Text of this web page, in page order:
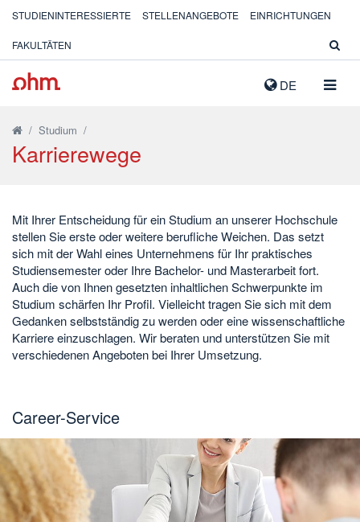
DE
STUDIENINTERESSIERTE STELLENANGEBOTE EINRICHTUNGEN
FAKULTÄTEN
/ Studium /
Karrierewege
Mit Ihrer Entscheidung für ein Studium an unserer Hochschule
stellen Sie erste oder weitere berufliche Weichen. Das setzt
sich mit der Wahl eines Unternehmens für Ihr praktisches
Studiensemester oder Ihre Bachelor- und Masterarbeit fort.
Auch die von Ihnen gesetzten inhaltlichen Schwerpunkte im
Studium schärfen Ihr Profil. Vielleicht tragen Sie sich mit dem
Gedanken selbstständig zu werden oder eine wissenschaftliche
Karriere einzuschlagen. Wir beraten und unterstützen Sie mit
verschiedenen Angeboten bei Ihrer Umsetzung.
Career-Service